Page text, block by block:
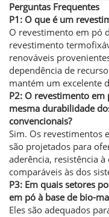
Perguntas Frequentes
P1: O que é um
O revestimento em pó
revestimento
renováveis
dependência de
mantém um excelente
P2: O revestimento
mesma durabilidade
convencionais?
Sim. Os revestimentos
são projetados para
aderência, resistência
comparáveis às dos
P3: Em quais setores
em pó à base de bio-
Eles são adequados